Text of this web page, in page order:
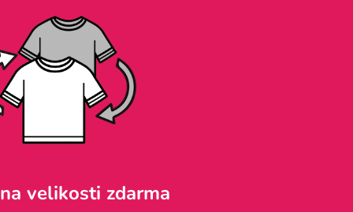
velikosti zdarma